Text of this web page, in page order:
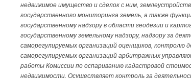
недвижимое имущество и сделок с ним,
государственного мониторинга земель, а также
государственному надзору в области геодезии и
государственному земельному надзору, надзору за
саморегулируемых организаций оценщиков, контролю
саморегулируемых организаций арбитражных
работы Комиссии по оспариванию кадастровой
недвижимости. Осуществляет контроль за